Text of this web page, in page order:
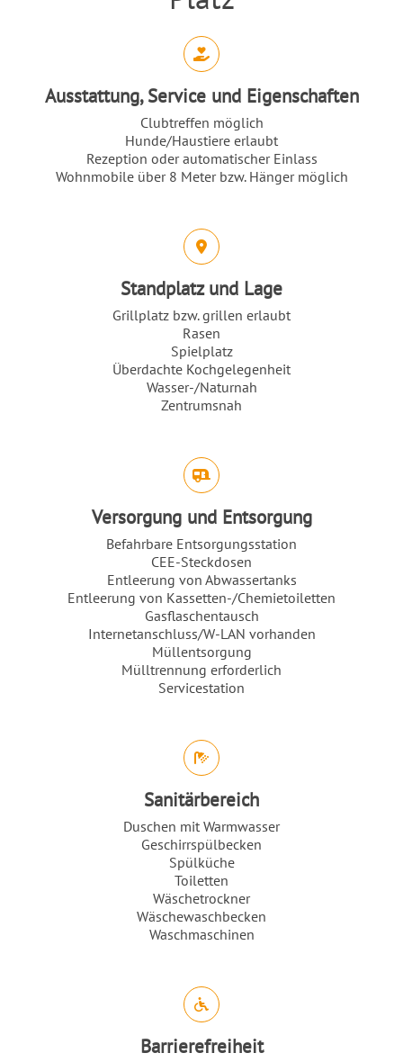
Abschnitt für Icons und Features
Ausstattung, Service und Eigenschaften
Clubtreffen möglich
Hunde/Haustiere erlaubt
Rezeption oder automatischer Einlass
Wohnmobile über 8 Meter bzw. Hänger möglich
Standplatz und Lage
Grillplatz bzw. grillen erlaubt
Rasen
Spielplatz
Überdachte Kochgelegenheit
Wasser-/Naturnah
Zentrumsnah
Versorgung und Entsorgung
Befahrbare Entsorgungsstation
CEE-Steckdosen
Entleerung von Abwassertanks
Entleerung von Kassetten-/Chemietoiletten
Gasflaschentausch
Internetanschluss/W-LAN vorhanden
Müllentsorgung
Mülltrennung erforderlich
Servicestation
Sanitärbereich
Duschen mit Warmwasser
Geschirrspülbecken
Spülküche
Toiletten
Wäschetrockner
Wäschewaschbecken
Waschmaschinen
Barrierefreiheit